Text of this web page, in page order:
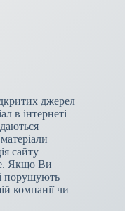
джерел
в інтернеті
сайту
Якщо Ви
порушують
компанії чи